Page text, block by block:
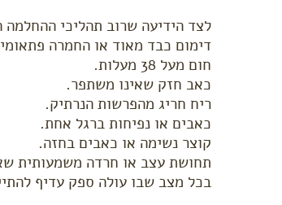
לצד הידיעה שרוב תהליכי ההחלמה
דימום כבד מאוד או החמרה
חום מעל 38 מעלות.
כאב חזק שאינו משתפר.
ריח חריג מהפרשות הנרתיק.
כאבים או נפיחות ברגל אחת.
קוצר נשימה או כאבים בחזה.
תחושת עצב או חרדה משמעותית
בכל מצב שבו עולה ספק עדיף